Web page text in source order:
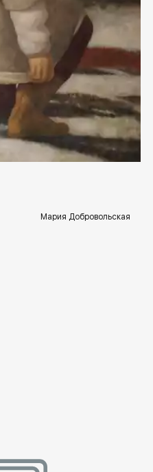
rakovgallery.ru
Мария Добровольская